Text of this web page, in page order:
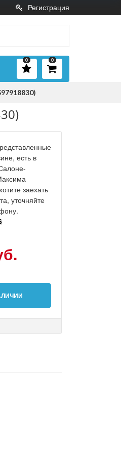
Регистрация
0
0
есть в
заехать
уточняйте